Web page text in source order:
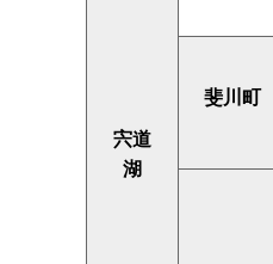
宍道
湖
斐川町